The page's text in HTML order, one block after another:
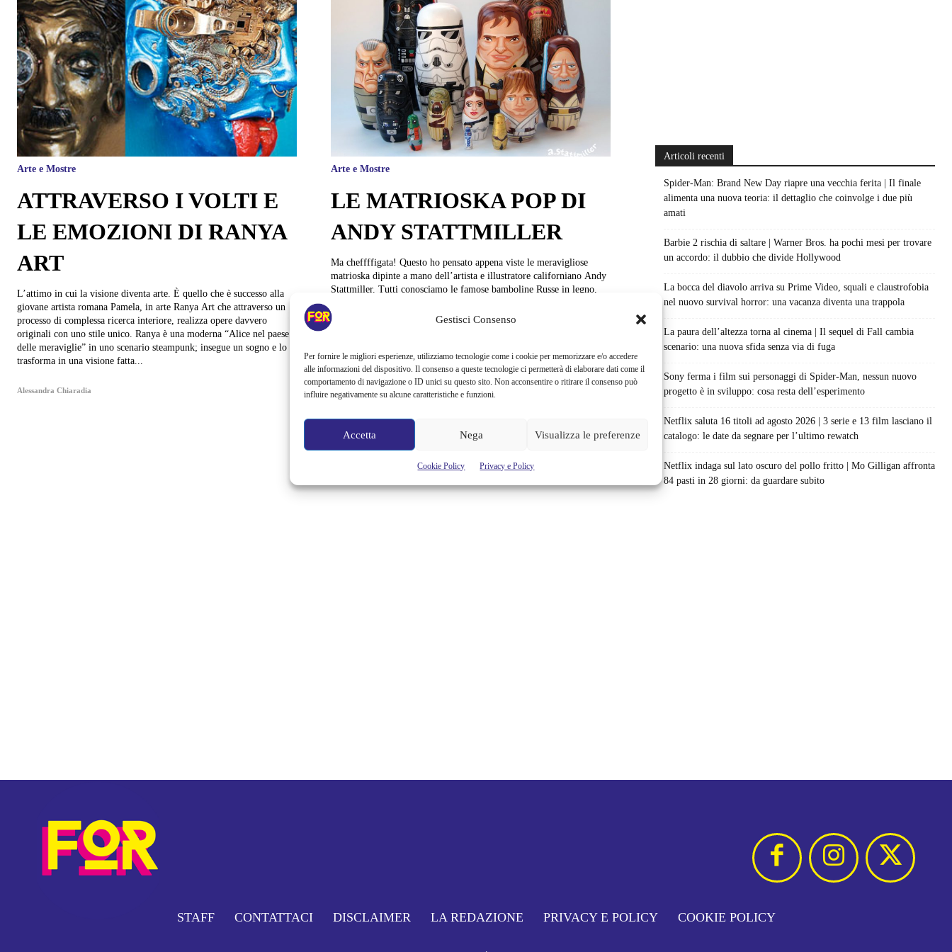
Gestisci Consenso
Per fornire le migliori esperienze, utilizziamo tecnologie come i cookie per memorizzare e/o accedere
alle informazioni del dispositivo. Il consenso a queste tecnologie ci permetterà di elaborare dati come il
comportamento di navigazione o ID unici su questo sito. Non acconsentire o ritirare il consenso può
influire negativamente su alcune caratteristiche e funzioni.
Accetta Nega Visualizza le preferenze
Cookie Policy Privacy e Policy
Arte e Mostre
ATTRAVERSO I VOLTI E
LE EMOZIONI DI RANYA
ART
L’attimo in cui la visione diventa arte. È quello che è successo alla
giovane artista romana Pamela, in arte Ranya Art che attraverso un
processo di complessa ricerca interiore, realizza opere davvero
originali con uno stile unico. Ranya è una moderna “Alice nel paese
delle meraviglie” in uno scenario steampunk; insegue un sogno e lo
trasforma in una visione fatta...
Alessandra Chiaradia
Arte e Mostre
LE MATRIOSKA POP DI
ANDY STATTMILLER
Ma cheffffigata! Questo ho pensato appena viste le meravigliose
matrioska dipinte a mano dell’artista e illustratore californiano Andy
Stattmiller. Tutti conosciamo le famose bamboline Russe in legno,
più piccole di quella più grande, con gli occhioni, il capo coperto da
Alessandra Chiaradia
Articoli recenti
Spider-Man: Brand New Day riapre una vecchia ferita | Il finale
alimenta una nuova teoria: il dettaglio che coinvolge i due più
amati
Barbie 2 rischia di saltare | Warner Bros. ha pochi mesi per trovare
un accordo: il dubbio che divide Hollywood
La bocca del diavolo arriva su Prime Video, squali e claustrofobia
nel nuovo survival horror: una vacanza diventa una trappola
La paura dell’altezza torna al cinema | Il sequel di Fall cambia
scenario: una nuova sfida senza via di fuga
Sony ferma i film sui personaggi di Spider-Man, nessun nuovo
progetto è in sviluppo: cosa resta dell’esperimento
Netflix saluta 16 titoli ad agosto 2026 | 3 serie e 13 film lasciano il
catalogo: le date da segnare per l’ultimo rewatch
Netflix indaga sul lato oscuro del pollo fritto | Mo Gilligan affronta
84 pasti in 28 giorni: da guardare subito
STAFF CONTATTACI DISCLAIMER LA REDAZIONE PRIVACY E POLICY COOKIE POLICY